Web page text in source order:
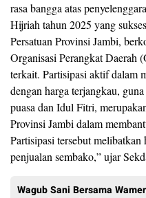
rasa bangga atas
Hijriah tahun 2025 yang
Persatuan Provinsi Jambi,
Organisasi Perangkat Daerah
terkait. Partisipasi aktif dalam
dengan harga terjangkau,
puasa dan Idul Fitri,
Provinsi Jambi dalam
Partisipasi tersebut
penjualan sembako,” ujar
Wagub Sani Bersama